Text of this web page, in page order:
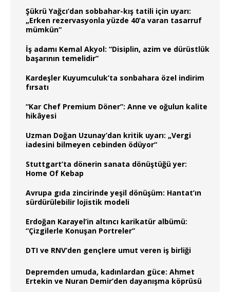
Şükrü Yağcı’dan sobbahar-kış tatili için uyarı:
„Erken rezervasyonla yüzde 40’a varan tasarruf
mümkün“
İş adamı Kemal Akyol: “Disiplin, azim ve dürüstlük
başarının temelidir”
Kardeşler Kuyumculuk’ta sonbahara özel indirim
fırsatı
“Kar Chef Premium Döner”: Anne ve oğulun kalite
hikâyesi
Uzman Doğan Uzunay’dan kritik uyarı: „Vergi
iadesini bilmeyen cebinden ödüyor“
Stuttgart’ta dönerin sanata dönüştüğü yer:
Home Of Kebap
Avrupa gıda zincirinde yeşil dönüşüm: Hantat’ın
sürdürülebilir lojistik modeli
Erdoğan Karayel’in altıncı karikatür albümü:
“Çizgilerle Konuşan Portreler”
DTI ve RNV’den gençlere umut veren iş birliği
Depremden umuda, kadınlardan güce: Ahmet
Ertekin ve Nuran Demir’den dayanışma köprüsü